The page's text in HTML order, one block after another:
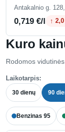
Kuro
Rodomos
Laikotarpis:
30 dienų 90
Benzinas 95
Antakalnio g.
0,719 €/l ↑